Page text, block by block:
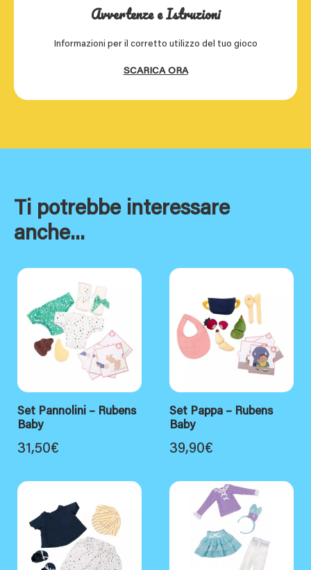
Avvertenze e Istruzioni
Informazioni per il corretto utilizzo del tuo gioco
SCARICA ORA
Ti potrebbe interessare
anche...
Set Pannolini – Rubens
Baby
31,50€
Set Pappa – Rubens
Baby
39,90€